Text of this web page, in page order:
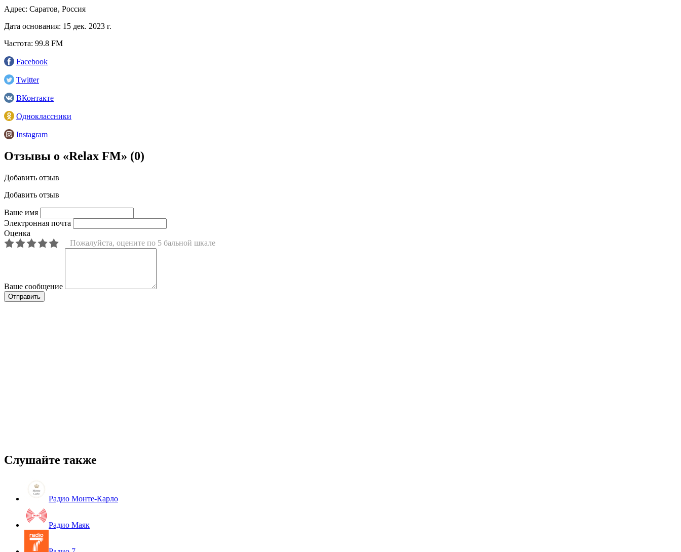
Адрес: Саратов, Россия
Дата основания: 15 дек. 2023 г.
Частота: 99.8 FM
Facebook
Twitter
ВКонтакте
Одноклассники
Instagram
Отзывы о «Relax FM» (0)
Добавить отзыв
Добавить отзыв
Ваше имя
Электронная почта
Оценка
Пожалуйста, оцените по 5 бальной шкале
Ваше сообщение
Слушайте также
Радио Монте-Карло
Радио Маяк